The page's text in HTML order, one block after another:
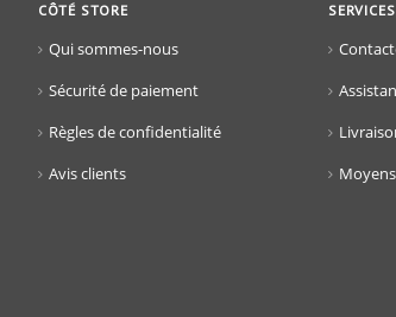
CÔTÉ STORE
Qui sommes-nous
Sécurité de paiement
Règles de confidentialité
Avis clients
SERVICES